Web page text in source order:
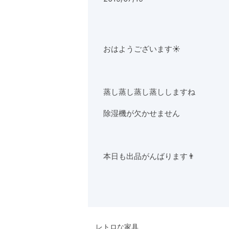
おはようございます☀
蒸し蒸し蒸し蒸ししますね
除湿機が欠かせません
本日も出品がんばります👨
レトロな家具